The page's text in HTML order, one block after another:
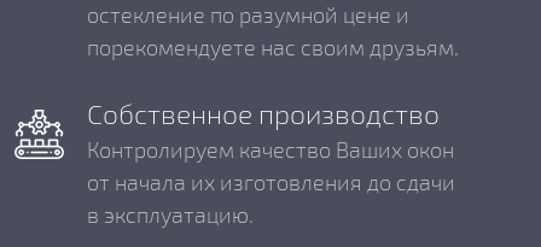
остекление по разумной цене и
порекомендуете нас своим друзьям.
Собственное производство
Контролируем качество Ваших окон
от начала их изготовления до сдачи
в эксплуатацию.